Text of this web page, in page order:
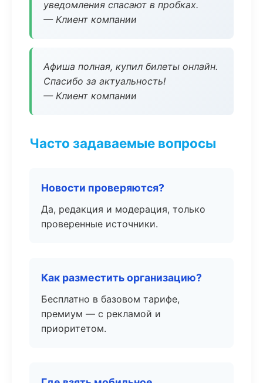
уведомления спасают в пробках.
— Клиент компании
Афиша полная, купил билеты онлайн.
Спасибо за актуальность!
— Клиент компании
Часто задаваемые вопросы
Новости проверяются?
Да, редакция и модерация, только
проверенные источники.
Как разместить организацию?
Бесплатно в базовом тарифе,
премиум — с рекламой и
приоритетом.